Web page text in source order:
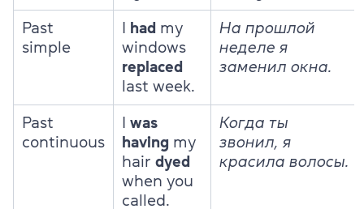
Past
simple
had my
windows
replaced
last week.
На прошлой
неделе я
заменил окна.
Past
continuous
was
having my
hair dyed
when you
called.
Когда ты
звонил, я
красила волосы.